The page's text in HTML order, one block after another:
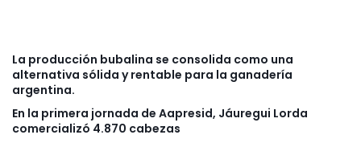
La producción bubalina se consolida como una
alternativa sólida y rentable para la ganadería
argentina.
En la primera jornada de Aapresid, Jáuregui Lorda
comercializó 4.870 cabezas